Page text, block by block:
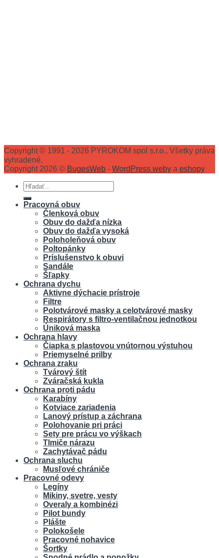
Copyright © 1991 - 2026 PYROKOM spol s.r.o., Všetky práva
vyhradené.
Copyright 2026 © BugesWeb - WordPress weby a eshopy
Hľadať:
Pracovná obuv
Členková obuv
Obuv do dažďa nízka
Obuv do dažďa vysoká
Poloholeňová obuv
Poltopánky
Príslušenstvo k obuvi
Sandále
Šľapky
Ochrana dychu
Aktivne dýchacie prístroje
Filtre
Polotvárové masky a celotvárové masky
Respirátory s filtro-ventilačnou jednotkou
Úniková maska
Ochrana hlavy
Čiapka s plastovou vnútornou výstuhou
Priemyselné prilby
Ochrana zraku
Tvárový štít
Zváračská kukla
Ochrana proti pádu
Karabíny
Kotviace zariadenia
Lanový prístup a záchrana
Polohovanie pri práci
Sety pre prácu vo výškach
Tlmiče nárazu
Zachytávač pádu
Ochrana sluchu
Musľové chrániče
Pracovné odevy
Legíny
Mikiny, svetre, vesty
Overaly a kombinézi
Pilot bundy
Plášte
Polokošele
Pracovné nohavice
Šortky